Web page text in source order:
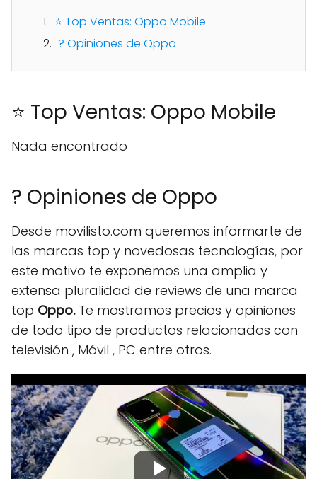
⭐ Top Ventas: Oppo Mobile
? Opiniones de Oppo
⭐ Top Ventas: Oppo Mobile
Nada encontrado
? Opiniones de Oppo
Desde movilisto.com queremos informarte de
las marcas top y novedosas tecnologías, por
este motivo te exponemos una amplia y
extensa pluralidad de reviews de una marca
top Oppo.Te mostramos precios y opiniones
de todo tipo de productos relacionados con
televisión , Móvil , PC entre otros.